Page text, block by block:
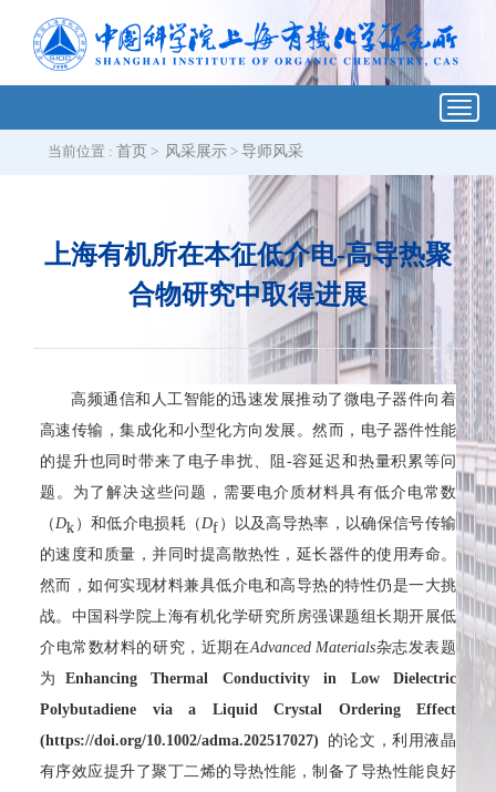
当前位置 : 首页 > 风采展示 > 导师风采
上海有机所在本征低介电-高导热聚
合物研究中取得进展
高频通信和人工智能的迅速发展推动了微电子器件向着
高速传输，集成化和小型化方向发展。然而，电子器件性能
的提升也同时带来了电子串扰、阻 -容延迟和热量积累等问
题。为了解决这些问题，需要电介质材料具有低介电常数
（Dk ）和低介电损耗（Df ）以及高导热率，以确保信号传输
的速度和质量，并同时提高散热性，延长器件的使用寿命。
然而，如何实现材料兼具低介电和高导热的特性仍是一大挑
战。中国科学院上海有机化学研究所房强课题组长期开展低
介电常数材料的研究，近期在Advanced Materials杂志发表题
为 Enhancing Thermal Conductivity in Low Dielectric
Polybutadiene via a Liquid Crystal Ordering Effect
(https://doi.org/10.1002/adma.202517027)
的论文，利用液晶
有序效应提升了聚丁二烯的导热性能，制备了导热性能良好